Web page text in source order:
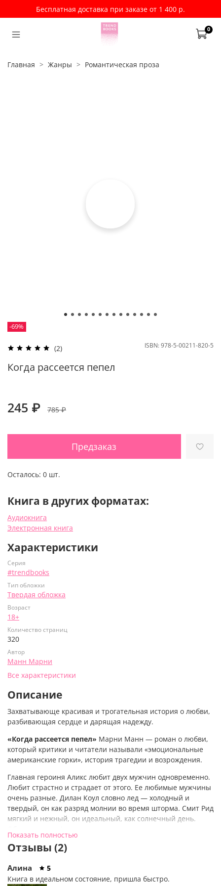
Бесплатная доставка при заказе от 1 400 р.
0
Главная Жанры Романтическая проза
-69%
(2) ISBN:978-5-00211-820-5
Когда рассеется пепел
245 ₽ 785 ₽
Предзаказ
Осталось: 0 шт.
Книга в других форматах:
Аудиокнига
Электронная книга
Характеристики
Серия
#trendbooks
Тип обложки
Твердая обложка
Возраст
18+
Количество страниц
320
Автор
Манн Марни
Все характеристики
Описание
Захватывающе красивая и трогательная история о любви,
разбивающая сердце и дарящая надежду.
«Когда рассеется пепел» Марни Манн — роман о любви,
который критики и читатели называли «эмоциональные
американские горки», история трагедии и возрождения.
Главная героиня Аликс любит двух мужчин одновременно.
Любит страстно и страдает от этого. Ее любимые мужчины
очень разные. Дилан Коул словно лед — холодный и
твердый, он как разряд молнии во время шторма. Смит Рид
мягкий и нежный, он идеальный, как солнечный день.
выбрать одного… И выбор совсем не так очевиден, как
кажется.
«Когда рассеется пепел»
Today Марни Манн — головокружительная история, в
Показать полностью
Отзывы (2)
Алина
5
Книга в идеальном состояние, пришла быстро.